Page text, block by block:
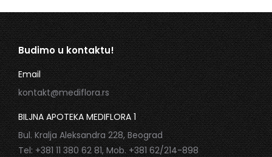
Budimo u kontaktu!
Email
kontakt@mediflora.rs
BILJNA APOTEKA MEDIFLORA 1
Bul. Kralja Aleksandra 228, Beograd
Tel: +381 11 380 62 81, Mob. +381 62/214-898